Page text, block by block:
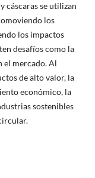
cáscaras se utilizan
los
los impactos
desafíos como la
el mercado. Al
de alto valor, la
económico, la
sostenibles